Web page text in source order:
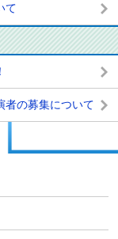
て
の募集について